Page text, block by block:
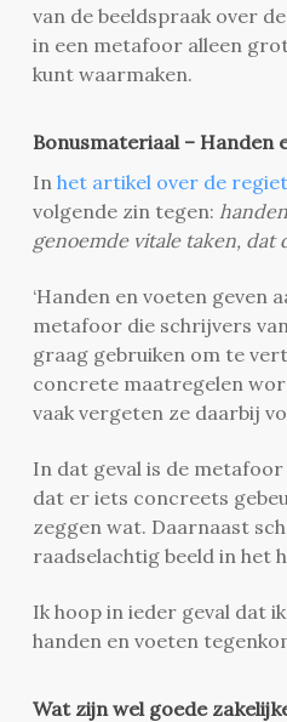
van de beeldspraak over
in een metafoor alleen
kunt waarmaken.
Bonusmateriaal – Handen
In het artikel over de
volgende zin tegen: h
genoemde vitale taken, dat
‘Handen en voeten geven
metafoor die schrijvers
graag gebruiken om te
concrete maatregelen
vaak vergeten ze daarbij
In dat geval is de
dat er iets concreets
zeggen wat. Daarnaast
raadselachtig beeld in het
Ik hoop in ieder geval dat
handen en voeten
Wat zijn wel goede